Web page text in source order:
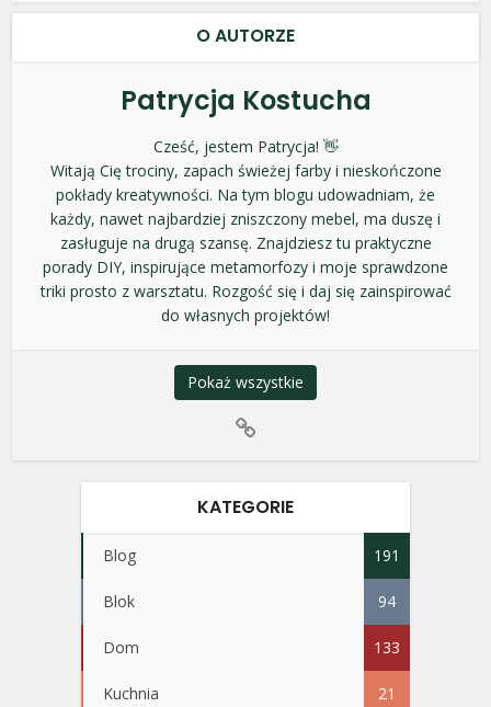
O AUTORZE
Patrycja Kostucha
Cześć, jestem Patrycja! 👋
Witają Cię trociny, zapach świeżej farby i nieskończone
pokłady kreatywności. Na tym blogu udowadniam, że
każdy, nawet najbardziej zniszczony mebel, ma duszę i
zasługuje na drugą szansę. Znajdziesz tu praktyczne
porady DIY, inspirujące metamorfozy i moje sprawdzone
triki prosto z warsztatu. Rozgość się i daj się zainspirować
do własnych projektów!
Pokaż wszystkie
KATEGORIE
Blog 191
Blok 94
Dom 133
Kuchnia 21